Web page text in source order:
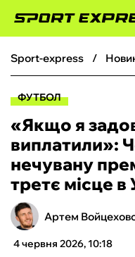
ФУТБОЛ
БОКС
ХОКЕЙ
ТЕНІС
sport-express
ФУТБОЛ
«Якщо я
виплатили»:
нечувану
третє місце
Артем
4 червня 2026, 10:18